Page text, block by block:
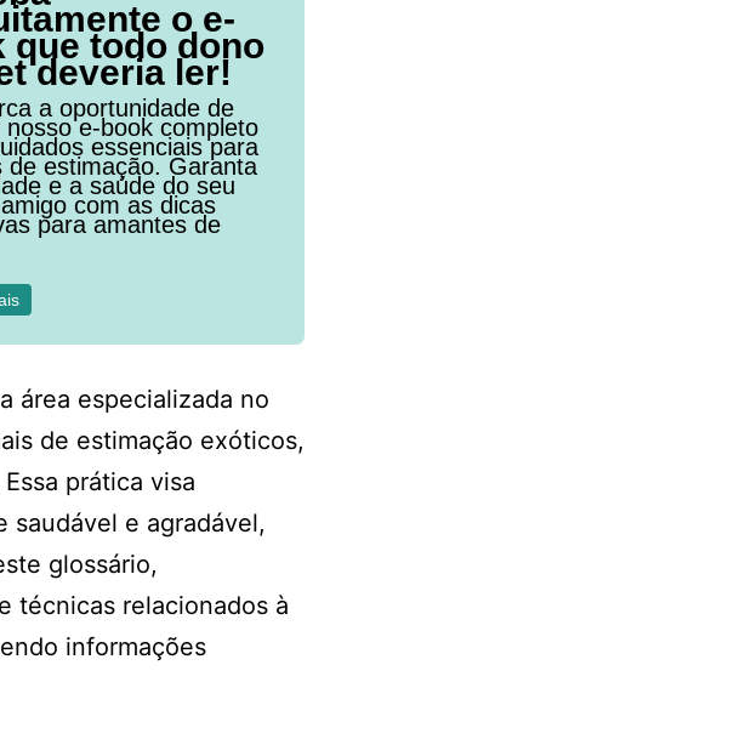
o e-
que todo dono
deveria ler!
a oportunidade de
nosso e-book completo
essenciais para
de estimação. Garanta
e a saúde do seu
com as dicas
para amantes de
área especializada no
de estimação exóticos,
prática visa
saudável e agradável,
glossário,
técnicas relacionados à
informações